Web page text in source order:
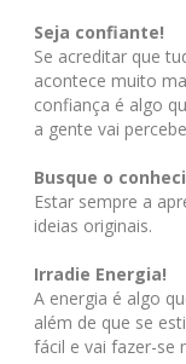
Seja confiante!
Se acreditar que
acontece muito
confiança é algo
a gente vai
Busque o
Estar sempre a
ideias originais.
Irradie Energia!
A energia é algo
além de que se
fácil e vai fazer-se